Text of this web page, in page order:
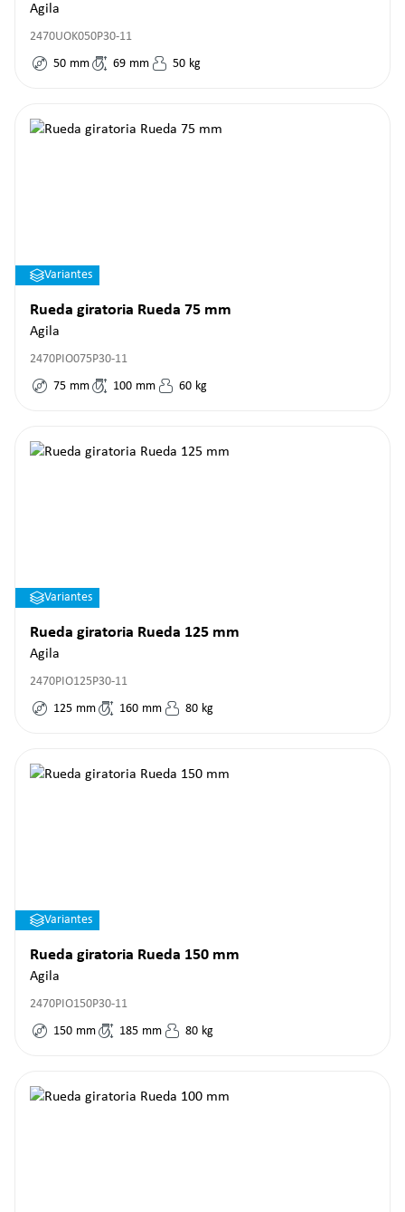
Agila
2470UOK050P30-11
50 mm 69 mm 50 kg
Variantes
Rueda giratoria Rueda 75 mm
Agila
2470PIO075P30-11
75 mm 100 mm 60 kg
Variantes
Rueda giratoria Rueda 125 mm
Agila
2470PIO125P30-11
125 mm 160 mm 80 kg
Variantes
Rueda giratoria Rueda 150 mm
Agila
2470PIO150P30-11
150 mm 185 mm 80 kg